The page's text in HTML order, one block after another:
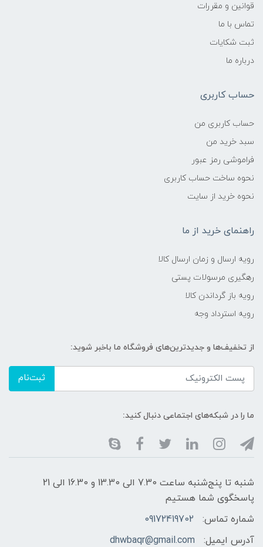
قوانین و مقررات
تماس با ما
ثبت شکایات
درباره ما
حساب کاربری
حساب کاربری من
سبد خرید من
فراموشی رمز عبور
نحوه ساخت حساب کاربری
نحوه خرید از سایت
راهنمای خرید از ما
رویه ارسال و زمان ارسال کالا
رهگیری مرسولات پستی
رویه باز گرداندن کالا
رویه استرداد وجه
از تخفیف‌ها و جدیدترین‌های فروشگاه ما باخبر شوید:
ثبت‌نام
ما را در شبکه‌های اجتماعی دنبال کنید:
شنبه تا پنج‌شنبه ساعت 7.30 الی 13.30 و 16.30 الی 21
پاسخگوی شما هستیم
شماره تماس:
09172419702
آدرس ایمیل:
dhwbaqr@gmail.com